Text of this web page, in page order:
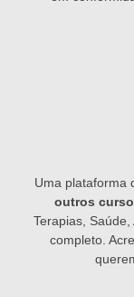
Uma plataforma
outros
Terapias,
completo.